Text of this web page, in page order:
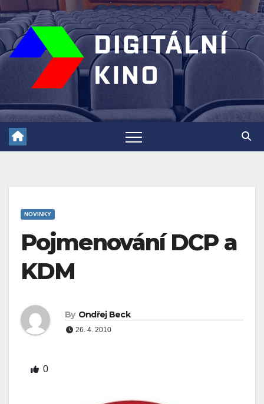
Skip
to
content
NOVINKY
Pojmenování DCP a
KDM
By Ondřej Beck
26. 4. 2010
0